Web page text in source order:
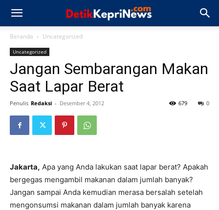
Beranda Uncategorized
Uncategorized
Jangan Sembarangan Makan
Saat Lapar Berat
Penulis Redaksi - Desember 4, 2012 0
679
Jakarta, Apa yang Anda lakukan saat lapar berat? Apakah
bergegas mengambil makanan dalam jumlah banyak?
Jangan sampai Anda kemudian merasa bersalah setelah
mengonsumsi makanan dalam jumlah banyak karena